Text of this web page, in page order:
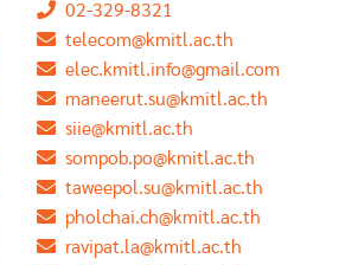
02-329-8321
telecom@kmitl.ac.th
elec.kmitl.info@gmail.com
maneerut.su@kmitl.ac.th
siie@kmitl.ac.th
sompob.po@kmitl.ac.th
taweepol.su@kmitl.ac.th
pholchai.ch@kmitl.ac.th
ravipat.la@kmitl.ac.th